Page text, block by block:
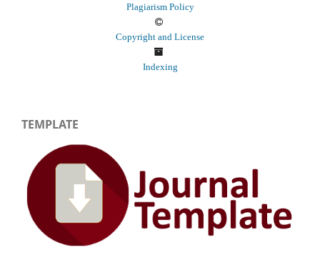
Plagiarism Policy
Copyright and License
Indexing
TEMPLATE